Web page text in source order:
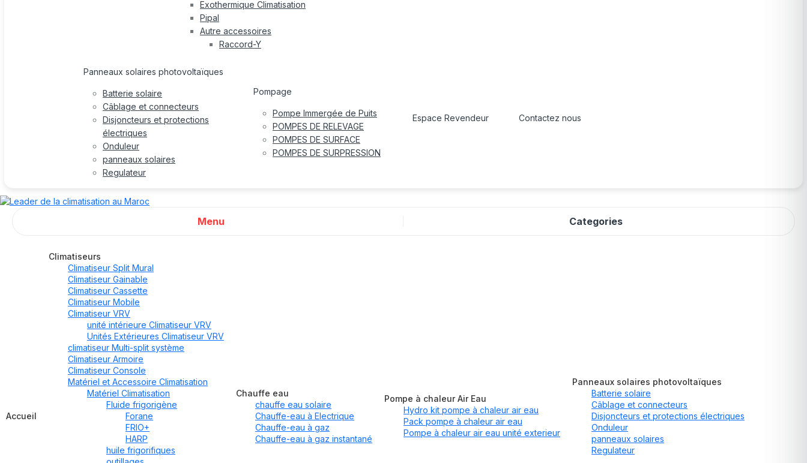
Exothermique Climatisation
Pipal
Autre accessoires
Raccord-Y
Panneaux solaires photovoltaïques
Batterie solaire
Câblage et connecteurs
Disjoncteurs et protections
électriques
Onduleur
panneaux solaires
Regulateur
Pompage
Pompe Immergée de Puits
POMPES DE RELEVAGE
POMPES DE SURFACE
POMPES DE SURPRESSION
Espace Revendeur Contactez nous
Menu Categories
Accueil
Climatiseurs
Climatiseur Split Mural
Climatiseur Gainable
Climatiseur Cassette
Climatiseur Mobile
Climatiseur VRV
unité intérieure Climatiseur VRV
Unités Extérieures Climatiseur VRV
climatiseur Multi-split système
Climatiseur Armoire
Climatiseur Console
Matériel et Accessoire Climatisation
Matériel Climatisation
Fluide frigorigène
Forane
FRIO+
HARP
huile frigorifiques
Chauffe eau
chauffe eau solaire
Chauffe-eau à Electrique
Chauffe-eau à gaz
Chauffe-eau à gaz instantané
Pompe à chaleur Air Eau
Hydro kit pompe à chaleur air eau
Pack pompe à chaleur air eau
Pompe à chaleur air eau unité exterieur
Panneaux solaires photovoltaïques
Batterie solaire
Câblage et connecteurs
Disjoncteurs et protections électriques
Onduleur
panneaux solaires
Regulateur